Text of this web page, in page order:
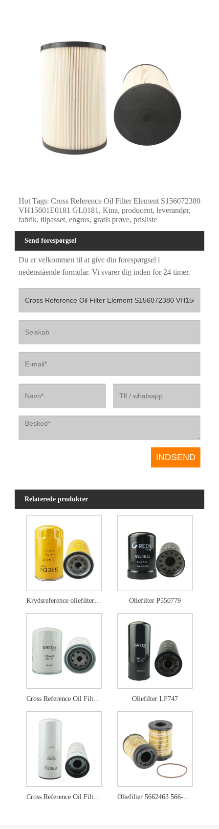
Hot Tags: Cross Reference Oil Filter Element S156072380
VH15601E0181 GL0181, Kina, producent, leverandør,
fabrik, tilpasset, engros, gratis prøve, prisliste
Send forespørgsel
Du er velkommen til at give din forespørgsel i
nedenstående formular. Vi svarer dig inden for 24 timer.
Relaterede produkter
Krydsreference oliefilter P502465 Oliefilter P550779
Cross Reference Oil Filter LF701 Oliefilter LF747
Cross Reference Oil Filter LF9001